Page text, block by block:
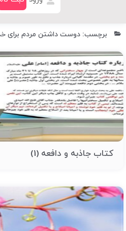
برچسب: دوست داشتن مردم برای خدا
کتاب جاذبه و دافعه (1)